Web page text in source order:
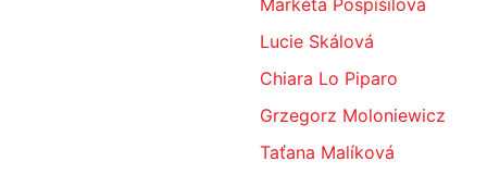
Markéta Pospíšilová
Lucie Skálová
Chiara Lo Piparo
Grzegorz Moloniewicz
Taťana Malíková